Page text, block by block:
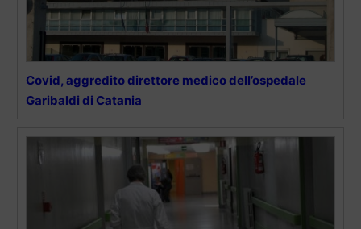
Covid, aggredito direttore medico dell’ospedale
Garibaldi di Catania